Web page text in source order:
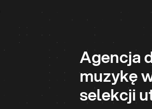
Agencja
muzykę
selekcji